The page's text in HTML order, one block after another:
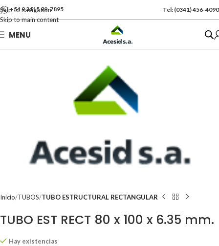
Skip to navigation
Skip to main content
+54 9 3415 99-7895 Tel: (0341) 456-4090
MENU
Inicio TUBOS TUBO ESTRUCTURAL RECTANGULAR
TUBO EST RECT 80 x 100 x 6.35 mm.
Se vende por Und
Hay existencias